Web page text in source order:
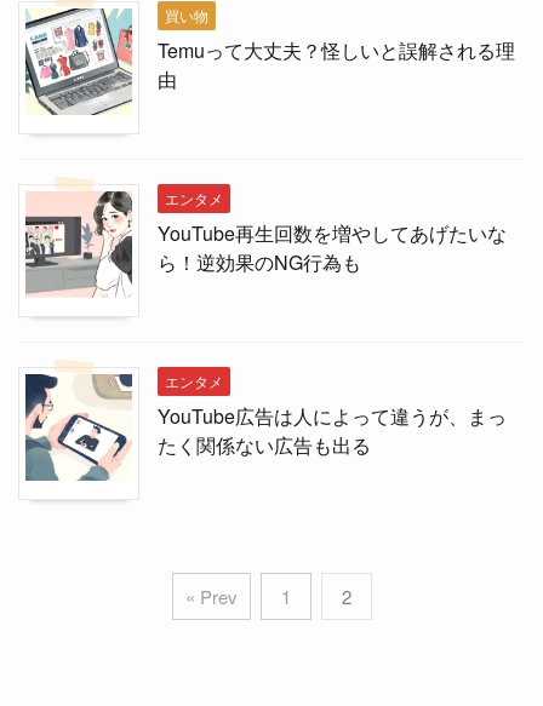
買い物
Temuって大丈夫？怪しいと誤解される理
由
エンタメ
YouTube再生回数を増やしてあげたいな
ら！逆効果のNG行為も
エンタメ
YouTube広告は人によって違うが、まっ
たく関係ない広告も出る
« Prev 1 2